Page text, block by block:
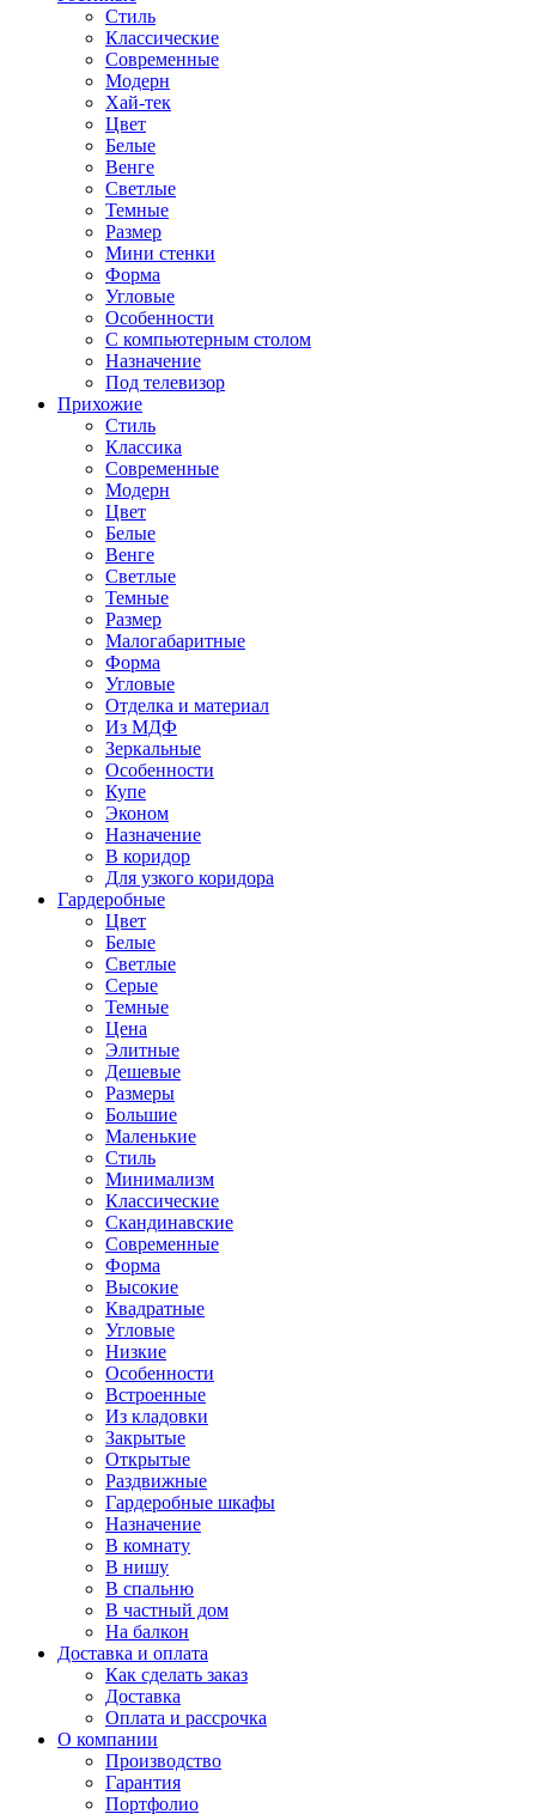
Стиль
Классические
Современные
Модерн
Хай-тек
Цвет
Белые
Венге
Светлые
Темные
Размер
Мини стенки
Форма
Угловые
Особенности
С компьютерным столом
Назначение
Под телевизор
Прихожие
Стиль
Классика
Современные
Модерн
Цвет
Белые
Венге
Светлые
Темные
Размер
Малогабаритные
Форма
Угловые
Отделка и материал
Из МДФ
Зеркальные
Особенности
Купе
Эконом
Назначение
В коридор
Для узкого коридора
Гардеробные
Цвет
Белые
Светлые
Серые
Темные
Цена
Элитные
Дешевые
Размеры
Большие
Маленькие
Стиль
Минимализм
Классические
Скандинавские
Современные
Форма
Высокие
Квадратные
Угловые
Низкие
Особенности
Встроенные
Из кладовки
Закрытые
Открытые
Раздвижные
Гардеробные шкафы
Назначение
В комнату
В нишу
В спальню
В частный дом
На балкон
Доставка и оплата
Как сделать заказ
Доставка
Оплата и рассрочка
О компании
Производство
Гарантия
Портфолио